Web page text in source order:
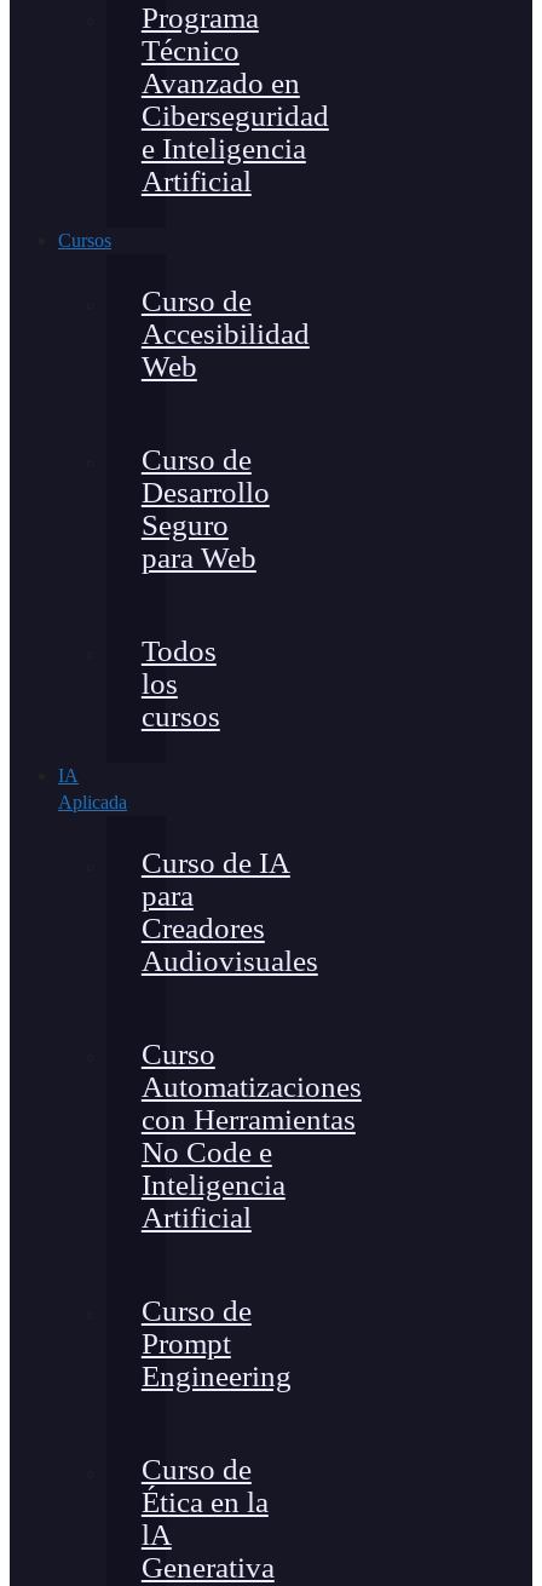
Programa
Técnico
Avanzado en
Ciberseguridad
e Inteligencia
Artificial
Cursos
Curso de
Accesibilidad
Web
Curso de
Desarrollo
Seguro
para Web
Todos
los
cursos
IA
Aplicada
Curso de IA
para
Creadores
Audiovisuales
Curso
Automatizaciones
con Herramientas
No Code e
Inteligencia
Artificial
Curso de
Prompt
Engineering
Curso de
Ética en la
lA
Generativa